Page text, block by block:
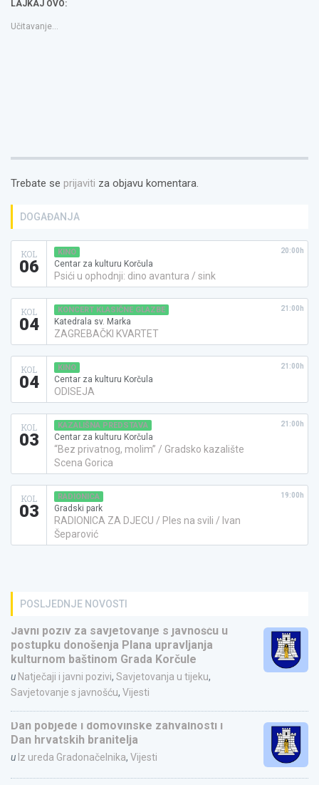
prozoru)
LAJKAJ OVO:
Učitavanje...
Trebate se prijaviti za objavu komentara.
DOGAĐANJA
KOL
06
KINO
Centar za kulturu Korčula
Psići u ophodnji: dino avantura / sink
20:00h
KOL
04
KONCERT KLASIČNE GLAZBE
Katedrala sv. Marka
ZAGREBAČKI KVARTET
21:00h
KOL
04
KINO
Centar za kulturu Korčula
ODISEJA
21:00h
KOL
03
KAZALIŠNA PREDSTAVA
Centar za kulturu Korčula
“Bez privatnog, molim” / Gradsko kazalište
Scena Gorica
21:00h
KOL
03
RADIONICA
Gradski park
RADIONICA ZA DJECU / Ples na svili / Ivan
Šeparović
19:00h
POSLJEDNJE NOVOSTI
Javni poziv za savjetovanje s javnošću u
postupku donošenja Plana upravljanja
kulturnom baštinom Grada Korčule
u Natječaji i javni pozivi, Savjetovanja u tijeku,
Savjetovanje s javnošću, Vijesti
Dan pobjede i domovinske zahvalnosti i
Dan hrvatskih branitelja
u Iz ureda Gradonačelnika, Vijesti